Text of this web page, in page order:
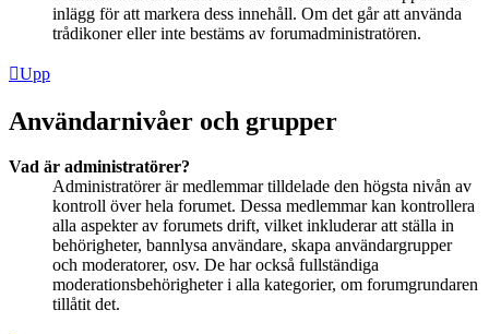
inlägg för att markera dess innehåll. Om det går att använda
trådikoner eller inte bestäms av forumadministratören.
Upp
Användarnivåer och grupper
Vad är administratörer?
Administratörer är medlemmar tilldelade den högsta nivån av
kontroll över hela forumet. Dessa medlemmar kan kontrollera
alla aspekter av forumets drift, vilket inkluderar att ställa in
behörigheter, bannlysa användare, skapa användargrupper
och moderatorer, osv. De har också fullständiga
moderationsbehörigheter i alla kategorier, om forumgrundaren
tillåtit det.